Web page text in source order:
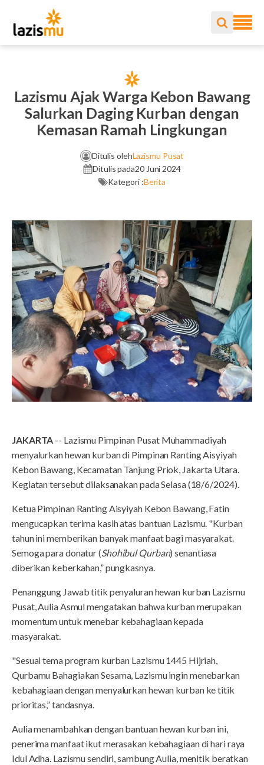
Lazismu Ajak Warga Kebon Bawang
Salurkan Daging Kurban dengan
Kemasan Ramah Lingkungan
Ditulis olehLazismu Pusat
Ditulis pada20 Juni 2024
Kategori :Berita
JAKARTA -- Lazismu Pimpinan Pusat Muhammadiyah
menyalurkan hewan kurban di Pimpinan Ranting Aisyiyah
Kebon Bawang, Kecamatan Tanjung Priok, Jakarta Utara.
Kegiatan tersebut dilaksanakan pada Selasa (18/6/2024).
Ketua Pimpinan Ranting Aisyiyah Kebon Bawang, Fatin
mengucapkan terima kasih atas bantuan Lazismu. "Kurban
tahun ini memberikan banyak manfaat bagi masyarakat.
Semoga para donatur (Shohibul Qurban) senantiasa
diberikan keberkahan,” pungkasnya.
Penanggung Jawab titik penyaluran hewan kurban Lazismu
Pusat, Aulia Asmul mengatakan bahwa kurban merupakan
momentum untuk menebar kebahagiaan kepada
masyarakat.
"Sesuai tema program kurban Lazismu 1445 Hijriah,
Qurbamu Bahagiakan Sesama, Lazismu ingin menebarkan
kebahagiaan dengan menyalurkan hewan kurban ke titik
prioritas,” tandasnya.
Aulia menambahkan dengan bantuan hewan kurban ini,
penerima manfaat ikut merasakan kebahagiaan di hari raya
Idul Adha. Lazismu sendiri, sambung Aulia, menitik beratkan